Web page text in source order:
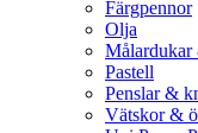
Färgpennor
Olja
Pastell
Penslar &
Vätskor &